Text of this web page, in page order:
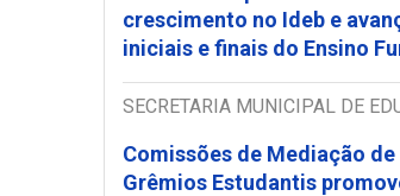
crescimento no Ideb e
iniciais e finais do Ensino
SECRETARIA MUNICIPAL DE
Comissões de Mediação
Grêmios Estudantis